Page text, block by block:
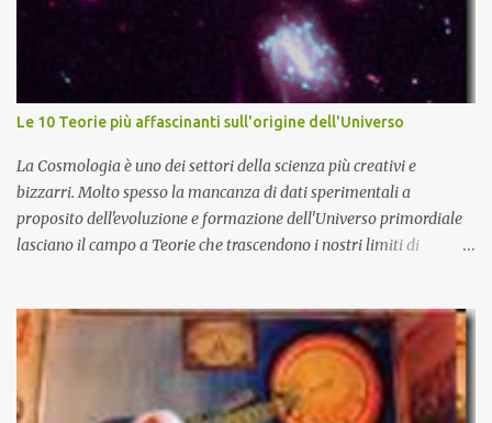
Le 10 Teorie più affascinanti sull'origine dell'Universo
La Cosmologia è uno dei settori della scienza più creativi e
bizzarri. Molto spesso la mancanza di dati sperimentali a
proposito dell'evoluzione e formazione dell'Universo primordiale
lasciano il campo a Teorie che trascendono i nostri limiti di
più accreditata, il Big-Bang e l'Universo inflazionario, ha dei
paradossi e delle lacune difficilmente sormontabili che sono tali da
far pensare che con il miglioramento delle osservazioni
sperimentali si possa un giorno chiarirne l'origine e la sua